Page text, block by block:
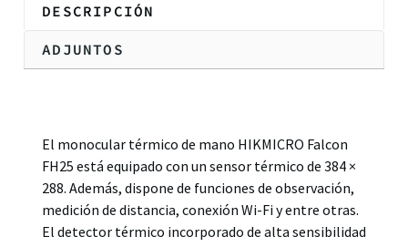
DESCRIPCIÓN
ADJUNTOS
El monocular térmico de mano HIKMICRO Falcon
FH25 está equipado con un sensor térmico de 384 ×
288. Además, dispone de funciones de observación,
medición de distancia, conexión Wi-Fi y entre otras.
El detector térmico incorporado de alta sensibilidad